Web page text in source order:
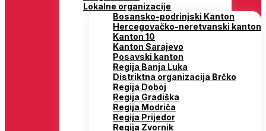
Lokalne organizacije
Bosansko-podrinjski Kanton
Hercegovačko-neretvanski kanton
Kanton 10
Kanton Sarajevo
Posavski kanton
Regija Banja Luka
Distriktna organizacija Brčko
Regija Doboj
Regija Gradiška
Regija Modriča
Regija Prijedor
Regija Zvornik